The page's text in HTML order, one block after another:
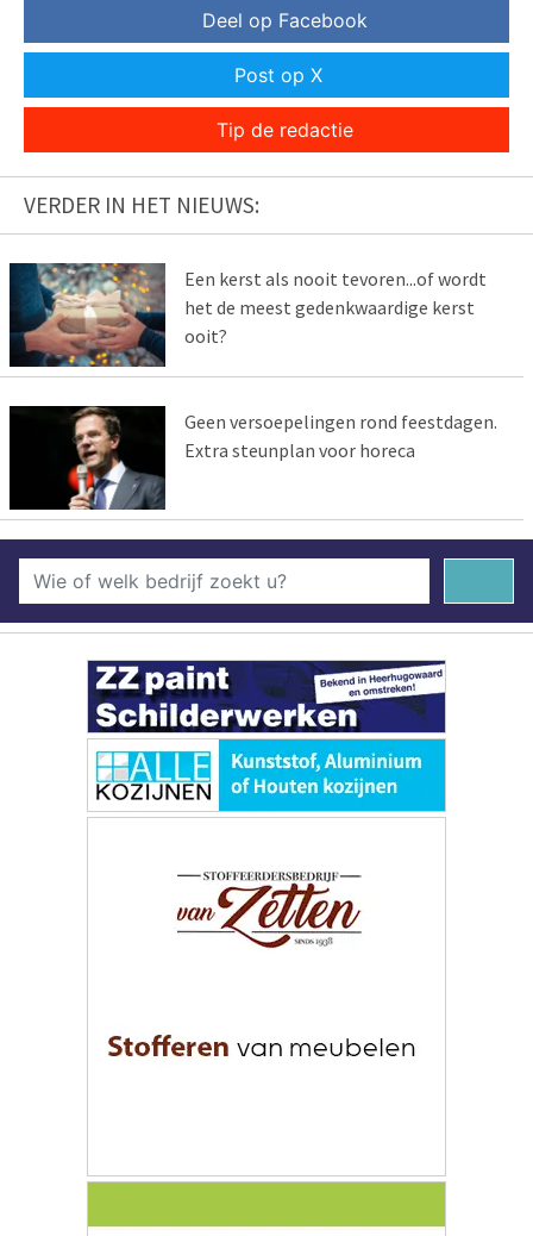
Deel op Facebook
Post op X
Tip de redactie
VERDER IN HET NIEUWS:
Een kerst als nooit tevoren...of wordt
het de meest gedenkwaardige kerst
ooit?
Geen versoepelingen rond feestdagen.
Extra steunplan voor horeca